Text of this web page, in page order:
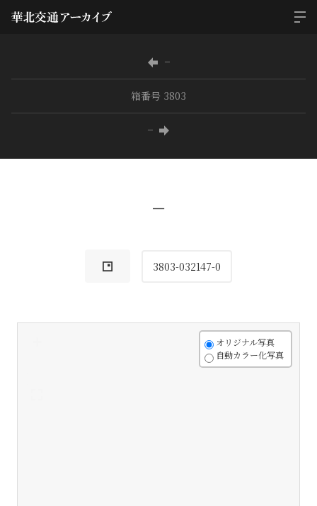
−
箱番号 3803
−
−
3803-032147-0
オリジナル写真
自動カラー化写真